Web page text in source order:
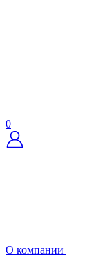
0
О компании